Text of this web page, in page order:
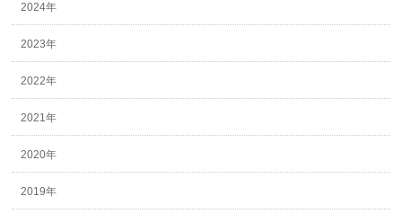
2024年
2023年
2022年
2021年
2020年
2019年